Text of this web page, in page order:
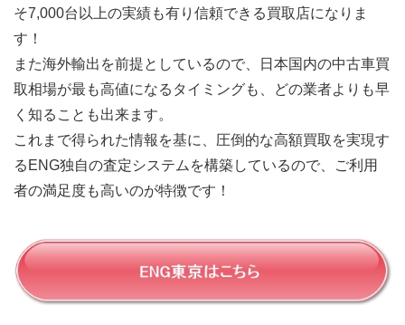
そ7,000台以上の実績も有り信頼できる買取店になりま
す！
また海外輸出を前提としているので、日本国内の中古車買
取相場が最も高値になるタイミングも、どの業者よりも早
く知ることも出来ます。
これまで得られた情報を基に、圧倒的な高額買取を実現す
るENG独自の査定システムを構築しているので、ご利用
者の満足度も高いのが特徴です！